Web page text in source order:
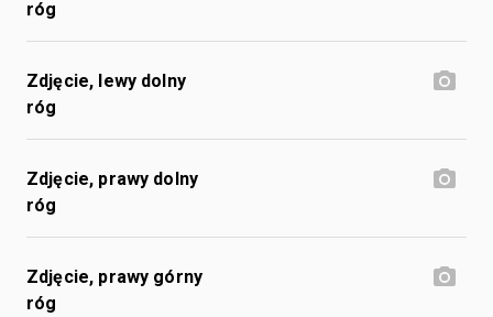
róg
Zdjęcie, lewy dolny
róg
Zdjęcie, prawy dolny
róg
Zdjęcie, prawy górny
róg